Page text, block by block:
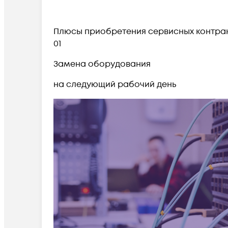
Плюсы приобретения сервисных
01
Замена оборудования
на следующий рабочий день